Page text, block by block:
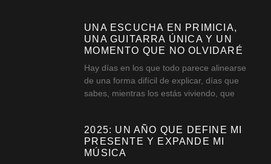
UNA ESCUCHA EN PRIMICIA,
UNA GUITARRA ÚNICA Y UN
MOMENTO QUE NO OLVIDARÉ
Hay días en los que todo parece alinearse
de una forma difícil de explicar, días que
sabes, mientras los estás viviendo, que
2025: UN AÑO QUE DEFINE MI
PRESENTE Y EXPANDE MI
MÚSICA